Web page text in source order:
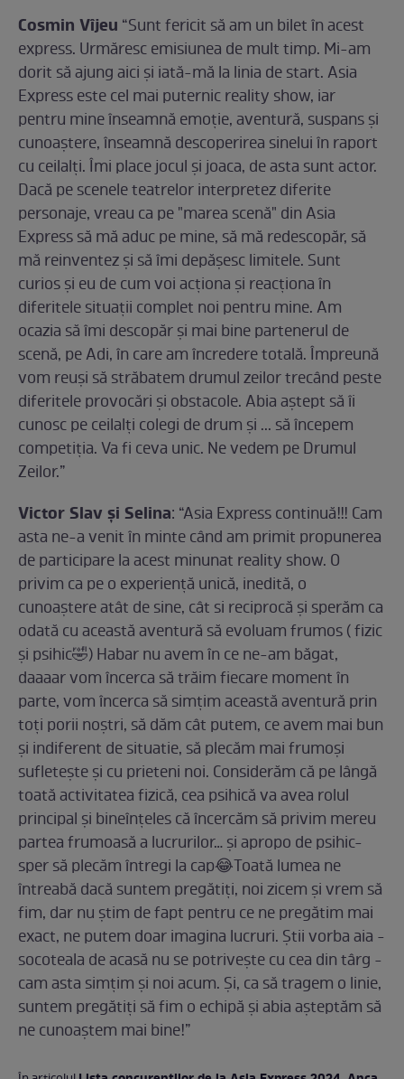
Cosmin Vîjeu “Sunt fericit să am un bilet în acest
express. Urmăresc emisiunea de mult timp. Mi-am
dorit să ajung aici și iată-mă la linia de start. Asia
Express este cel mai puternic reality show, iar
pentru mine înseamnă emoție, aventură, suspans și
cunoaștere, înseamnă descoperirea sinelui în raport
cu ceilalți. Îmi place jocul și joaca, de asta sunt actor.
Dacă pe scenele teatrelor interpretez diferite
personaje, vreau ca pe "marea scenă" din Asia
Express să mă aduc pe mine, să mă redescopăr, să
mă reinventez și să îmi depășesc limitele. Sunt
curios și eu de cum voi acționa și reacționa în
diferitele situații complet noi pentru mine. Am
ocazia să îmi descopăr și mai bine partenerul de
scenă, pe Adi, în care am încredere totală. Împreună
vom reuși să străbatem drumul zeilor trecând peste
diferitele provocări și obstacole. Abia aștept să îi
cunosc pe ceilalți colegi de drum și ... să începem
competiția. Va fi ceva unic. Ne vedem pe Drumul
Zeilor.”
Victor Slav și Selina: “Asia Express continuă!!! Cam
asta ne-a venit în minte când am primit propunerea
de participare la acest minunat reality show. O
privim ca pe o experienţă unică, inedită, o
cunoaştere atât de sine, cât si reciprocă şi sperăm ca
odată cu această aventură să evoluam frumos ( fizic
şi psihic🤣) Habar nu avem în ce ne-am băgat,
daaaar vom încerca să trăim fiecare moment în
parte, vom încerca să simţim această aventură prin
toţi porii noştri, să dăm cât putem, ce avem mai bun
şi indiferent de situatie, să plecăm mai frumoşi
sufleteşte şi cu prieteni noi. Considerăm că pe lângă
toată activitatea fizică, cea psihică va avea rolul
principal şi bineînţeles că încercăm să privim mereu
partea frumoasă a lucrurilor… şi apropo de psihic-
sper să plecăm întregi la cap😂Toată lumea ne
întreabă dacă suntem pregătiţi, noi zicem şi vrem să
fim, dar nu ştim de fapt pentru ce ne pregătim mai
exact, ne putem doar imagina lucruri. Ştii vorba aia -
socoteala de acasă nu se potriveşte cu cea din târg -
cam asta simţim şi noi acum. Şi, ca să tragem o linie,
suntem pregătiţi să fim o echipă şi abia aşteptăm să
ne cunoaştem mai bine!”